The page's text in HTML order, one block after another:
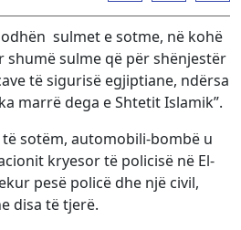
sulmet e sotme, në kohë
sulme që për shënjestër
të sigurisë egjiptiane, ndërsa
marrë dega e Shtetit Islamik”.
sotëm, automobili-bombë u
kryesor të policisë në El-
pesë policë dhe një civil,
disa të tjerë.